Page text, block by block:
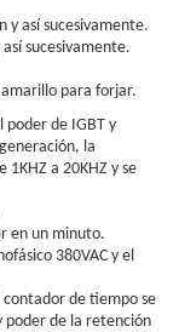
y así sucesivamente.
sucesivamente.
para forjar.
poder de IGBT y
la
a 20KHZ y se
en un minuto.
380VAC y el
contador de tiempo se
poder de la retención